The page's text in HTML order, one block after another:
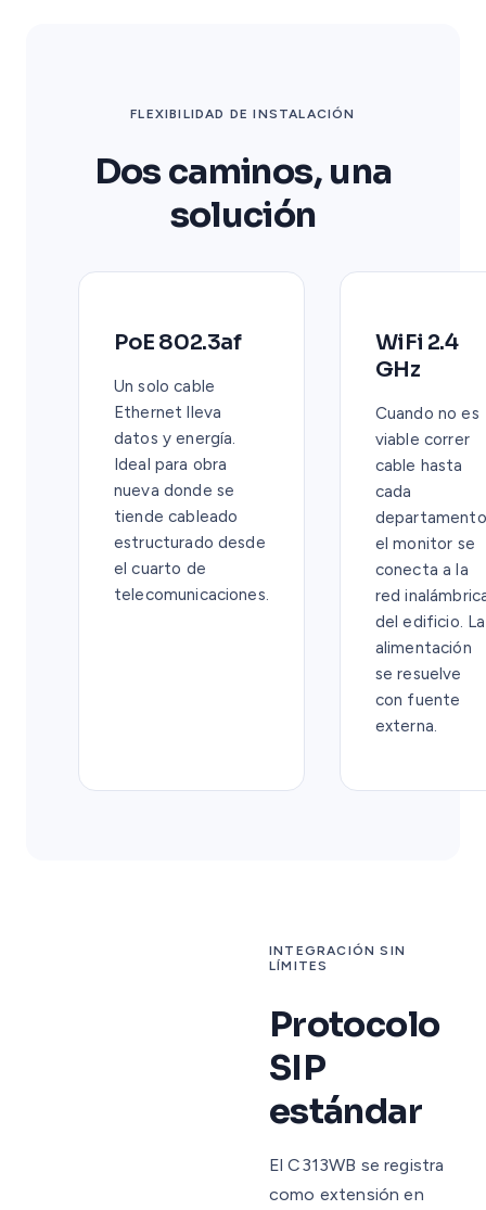
FLEXIBILIDAD DE INSTALACIÓN
Dos caminos, una
solución
PoE 802.3af
Un solo cable
Ethernet lleva
datos y energía.
Ideal para obra
nueva donde se
tiende cableado
estructurado desde
el cuarto de
telecomunicaciones.
WiFi 2.4
GHz
Cuando no es
viable correr
cable hasta
cada
el monitor se
conecta a la
red
del edificio. La
alimentación
se resuelve
con fuente
externa.
INTEGRACIÓN SIN
LÍMITES
Protocolo
SIP
estándar
El C313WB se registra
como extensión en